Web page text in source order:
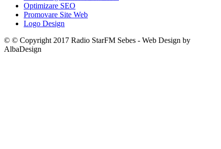
Optimizare SEO
Promovare Site Web
Logo Design
© © Copyright 2017 Radio StarFM Sebes - Web Design by
AlbaDesign